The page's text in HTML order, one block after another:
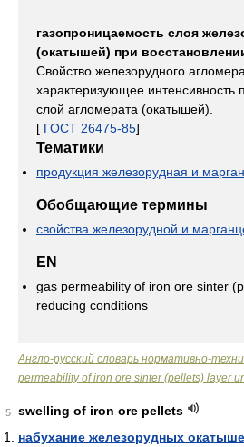
газопроницаемость слоя
(окатышей) при
Свойство железорудного
характеризующее интенсивность
слой агломерата (окатышей).
[ ГОСТ 26475-85]
Тематики
продукция железорудная и
Обобщающие термины
свойства железорудной и
EN
gas permeability of iron ore sinter
reducing conditions
Англо-русский словарь нормативно-
permeability of iron ore sinter (pellets) layer
5
swelling of iron ore pellets
набухание железорудных